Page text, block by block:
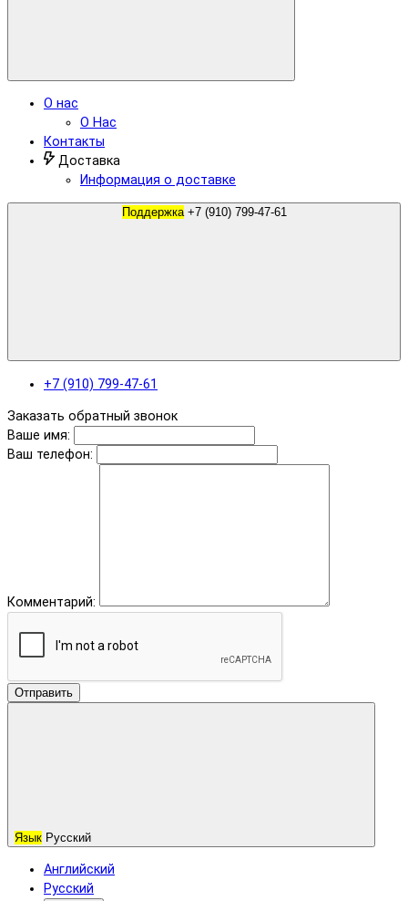
О нас
О Нас
Контакты
Доставка
Информация о доставке
Поддержка +7 (910) 799-47-61
+7 (910) 799-47-61
Заказать обратный звонок
Ваше имя:
Ваш телефон:
Комментарий:
Отправить
Язык Русский
Английский
Русский